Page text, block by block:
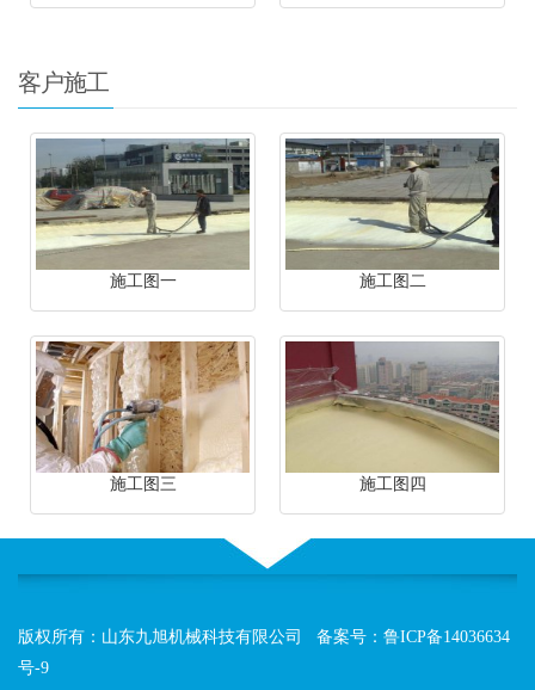
客户施工
施工图一 施工图二
施工图三 施工图四
版权所有：山东九旭机械科技有限公司 备案号： 鲁ICP备14036634
号-9